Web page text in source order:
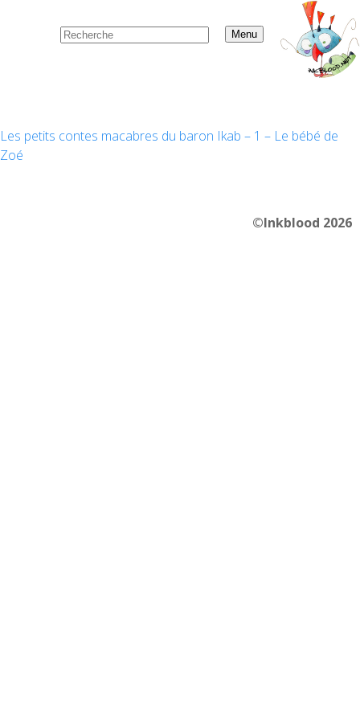
Menu
Les petits contes macabres du baron Ikab – 1 – Le bébé de
Zoé
©Inkblood 2026